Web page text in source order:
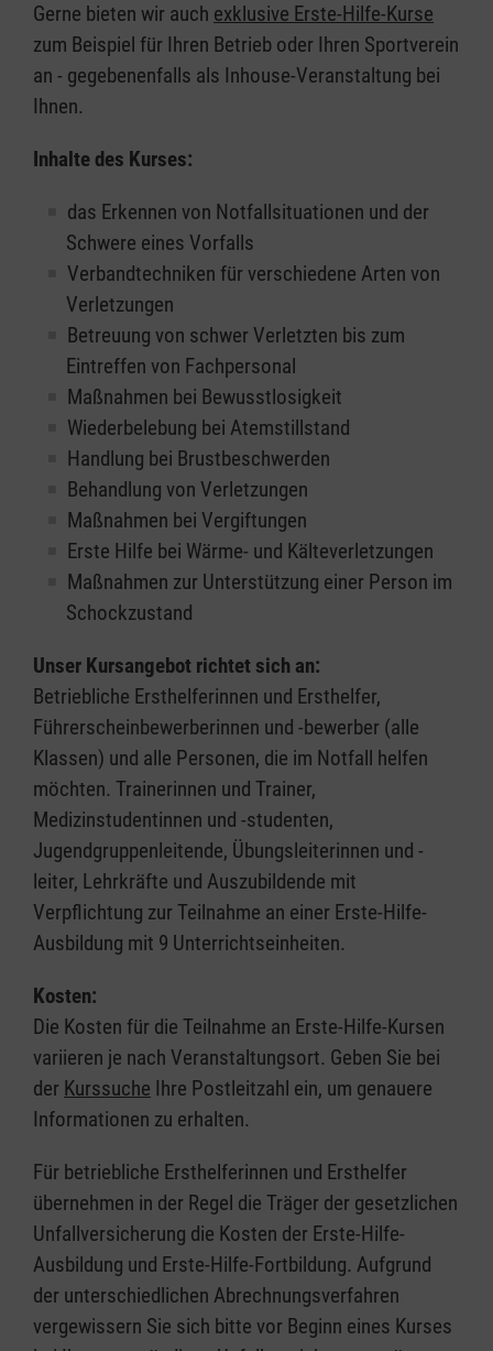
Gerne bieten wir auch exklusive Erste-Hilfe-Kurse
zum Beispiel für Ihren Betrieb oder Ihren Sportverein
an - gegebenenfalls als Inhouse-Veranstaltung bei
Ihnen.
Inhalte des Kurses:
das Erkennen von Notfallsituationen und der
Schwere eines Vorfalls
Verbandtechniken für verschiedene Arten von
Verletzungen
Betreuung von schwer Verletzten bis zum
Eintreffen von Fachpersonal
Maßnahmen bei Bewusstlosigkeit
Wiederbelebung bei Atemstillstand
Handlung bei Brustbeschwerden
Behandlung von Verletzungen
Maßnahmen bei Vergiftungen
Erste Hilfe bei Wärme- und Kälteverletzungen
Maßnahmen zur Unterstützung einer Person im
Schockzustand
Unser Kursangebot richtet sich an:
Betriebliche Ersthelferinnen und Ersthelfer,
Führerscheinbewerberinnen und -bewerber (alle
Klassen) und alle Personen, die im Notfall helfen
möchten. Trainerinnen und Trainer,
Medizinstudentinnen und -studenten,
Jugendgruppenleitende, Übungsleiterinnen und -
leiter, Lehrkräfte und Auszubildende mit
Verpflichtung zur Teilnahme an einer Erste-Hilfe-
Ausbildung mit 9 Unterrichtseinheiten.
Kosten:
Die Kosten für die Teilnahme an Erste-Hilfe-Kursen
variieren je nach Veranstaltungsort. Geben Sie bei
der Kurssuche Ihre Postleitzahl ein, um genauere
Informationen zu erhalten.
Für betriebliche Ersthelferinnen und Ersthelfer
übernehmen in der Regel die Träger der gesetzlichen
Unfallversicherung die Kosten der Erste-Hilfe-
Ausbildung und Erste-Hilfe-Fortbildung. Aufgrund
der unterschiedlichen Abrechnungsverfahren
vergewissern Sie sich bitte vor Beginn eines Kurses